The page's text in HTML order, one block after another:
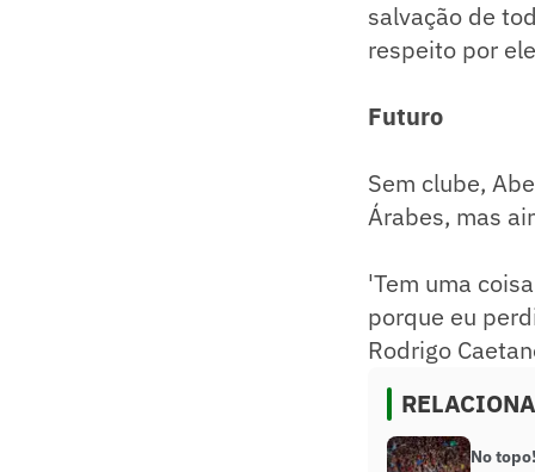
salvação de
respeito por
Futuro
Sem clube,
Árabes, mas
'Tem uma
porque eu
Rodrigo
No